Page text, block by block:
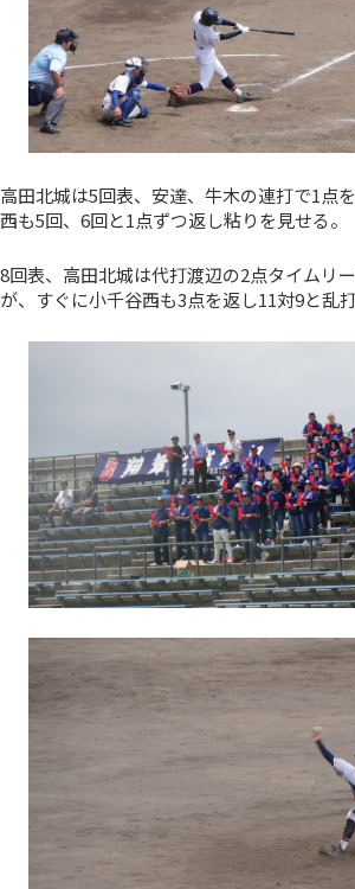
高田北城は5回表、安達、牛木の連打で1点
西も5回、6回と1点ずつ返し粘りを見せる。
8回表、高田北城は代打渡辺の2点タイムリ
が、すぐに小千谷西も3点を返し11対9と乱打